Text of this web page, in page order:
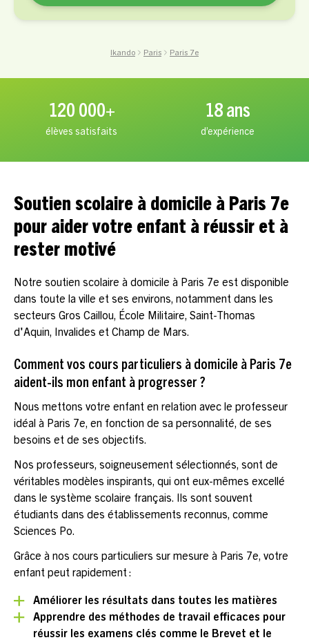
Ikando Paris Paris 7e
120 000+
élèves satisfaits
18 ans
d’expérience
Soutien scolaire à domicile à Paris 7e
pour aider votre enfant à réussir et à
rester motivé
Notre soutien scolaire à domicile à Paris 7e est disponible
dans toute la ville et ses environs, notamment dans les
secteurs Gros Caillou, École Militaire, Saint-Thomas
d'Aquin, Invalides et Champ de Mars.
Comment vos cours particuliers à domicile à Paris 7e
aident-ils mon enfant à progresser ?
Nous mettons votre enfant en relation avec le professeur
idéal à Paris 7e, en fonction de sa personnalité, de ses
besoins et de ses objectifs.
Nos professeurs, soigneusement sélectionnés, sont de
véritables modèles inspirants, qui ont eux-mêmes excellé
dans le système scolaire français. Ils sont souvent
étudiants dans des établissements reconnus, comme
Sciences Po.
Grâce à nos cours particuliers sur mesure à Paris 7e, votre
enfant peut rapidement :
Améliorer les résultats dans toutes les matières
Apprendre des méthodes de travail efficaces pour
réussir les examens clés comme le Brevet et le